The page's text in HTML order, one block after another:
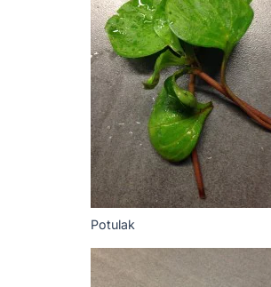
Potulak